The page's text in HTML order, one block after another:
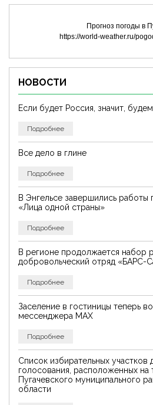
Прогноз погоды в
https://world-weather.ru/
НОВОСТИ
Если будет Россия, значит,
Подробнее
Все дело в глине
Подробнее
В Энгельсе завершились работы
«Лица одной страны»
Подробнее
В регионе продолжается набор
добровольческий отряд «БАРС-
Подробнее
Заселение в гостиницы теперь
мессенджера MAX
Подробнее
Список избирательных участков
голосования, расположенных на
Пугачевского муниципального
области